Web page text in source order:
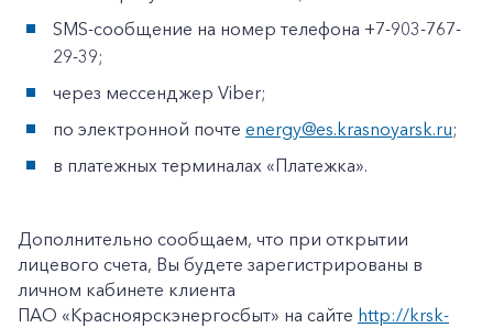
SMS-сообщение на номер телефона +7-903-767-
29-39;
через мессенджер Viber;
по электронной почте energy@es.krasnoyarsk.ru;
в платежных терминалах «Платежка».
Дополнительно сообщаем, что при открытии
лицевого счета, Вы будете зарегистрированы в
личном кабинете клиента
ПАО «Красноярскэнергосбыт» на сайте http://krsk-